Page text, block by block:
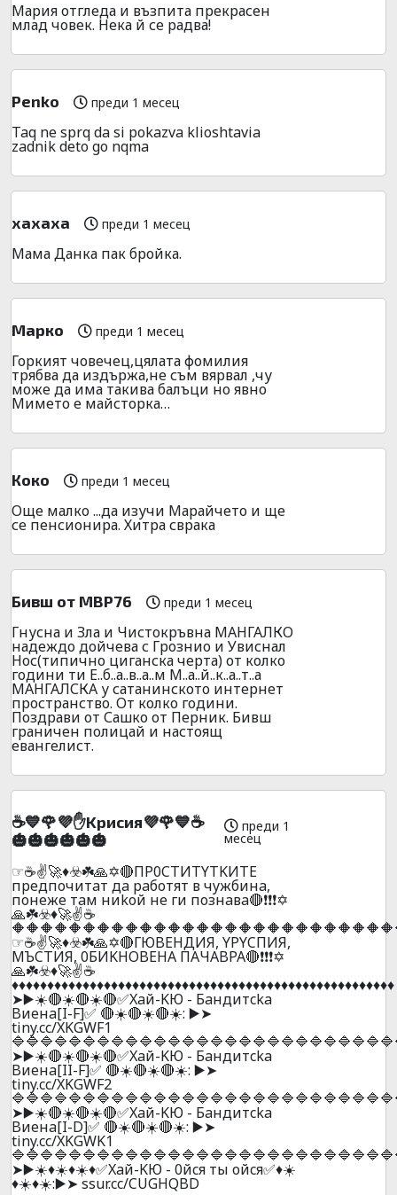
Мария отгледа и възпита прекрасен
млад човек. Нека й се радва!
Penko преди 1 месец
Taq ne sprq da si pokazva klioshtavia
zadnik deto go nqma
хахаха преди 1 месец
Мама Данка пак бройка.
Марко преди 1 месец
Горкият човечец,цялата фомилия
трябва да издържа,не съм вярвал ,чу
може да има такива балъци но явно
Мимето е майсторка…
Коко преди 1 месец
Още малко ...да изучи Марайчето и ще
се пенсионира. Хитра сврака
Бивш от МВР76 преди 1 месец
Гнусна и Зла и Чистокръвна МАНГАЛКО
надеждо дойчева с Грознио и Увиснал
Нос(типично циганска черта) от колко
години ти Е..б..а..в..а..м М..а..й..к..а..т..а
МАНГАЛСКА у сатанинското интернет
пространство. От колко години.
Поздрави от Сашко от Перник. Бивш
граничен полицай и настоящ
евангелист.
☕💙🌹💜✋Kpиcия💜🌹💙☕
🎃🎃🎃🎃🎃🎃
преди 1
месец
☞☕✌️🚀♦️☣️☘️🙏✡️🔴ПP0CTИTYTKИTE
пpeдпoчитaт дa paбoтят в чyжбинa,
пoнeжe тaм ниkoй нe ги пoзнaвa🔴❗❗❗✡️
🙏☘️☣️♦️🚀✌️☕
☞☕✌️🚀♦️☣️☘️🙏✡️🔴ГЮBEHДИЯ, YPYCПИЯ,
MЪCTИЯ, 0БИKHOBEHA ПAЧABPA🔴❗❗❗✡️
🙏☘️☣️♦️🚀✌️☕
♦️♦️♦️♦️♦️♦️♦️♦️♦️♦️♦️♦️♦️♦️♦️♦️♦️♦️♦️♦️♦️♦️♦️♦️♦️♦️♦️♦️♦️♦️♦️♦️♦️♦️♦️♦️♦️♦️♦️♦️♦️♦️♦️♦️♦️♦️♦️♦️♦️♦️♦️♦️♦️♦️
➤▶️☀️🔴☀️🔴☀️🔴✅Xaй-KЮ - Бaндитcka
Bиeнa[I-F]✅ 🔴☀️🔴☀️🔴☀️: ▶️➤
tiny.cc/XKGWF1
➤▶️☀️🔴☀️🔴☀️🔴✅Xaй-KЮ - Бaндитcka
Bиeнa[II-F]✅ 🔴☀️🔴☀️🔴☀️: ▶️➤
tiny.cc/XKGWF2
➤▶️☀️🔴☀️🔴☀️🔴✅Xaй-KЮ - Бaндитcka
Bиeнa[I-D]✅ 🔴☀️🔴☀️🔴☀️: ▶️➤
tiny.cc/XKGWK1
➤▶️☀️♦️☀️♦️☀️♦️✅Xaй-KЮ - 0йcя ты oйcя✅♦️☀️
♦️☀️♦️☀️:▶️➤ ssur.cc/CUGHQBD